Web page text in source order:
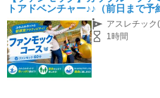
トアドベンチャー♪♪（前日まで予
アスレチッ
1時間